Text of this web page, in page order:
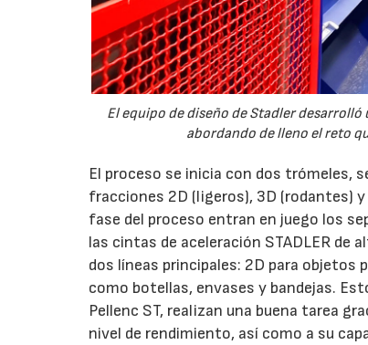
El equipo de diseño de Stadler
abordando de lleno el reto
El proceso se inicia con dos trómeles,
fracciones 2D (ligeros), 3D (rodantes)
fase del proceso entran en juego los
las cintas de aceleración STADLER de
dos líneas principales: 2D para
como botellas, envases y bandejas.
Pellenc ST, realizan una buena tarea
nivel de rendimiento, así como a su